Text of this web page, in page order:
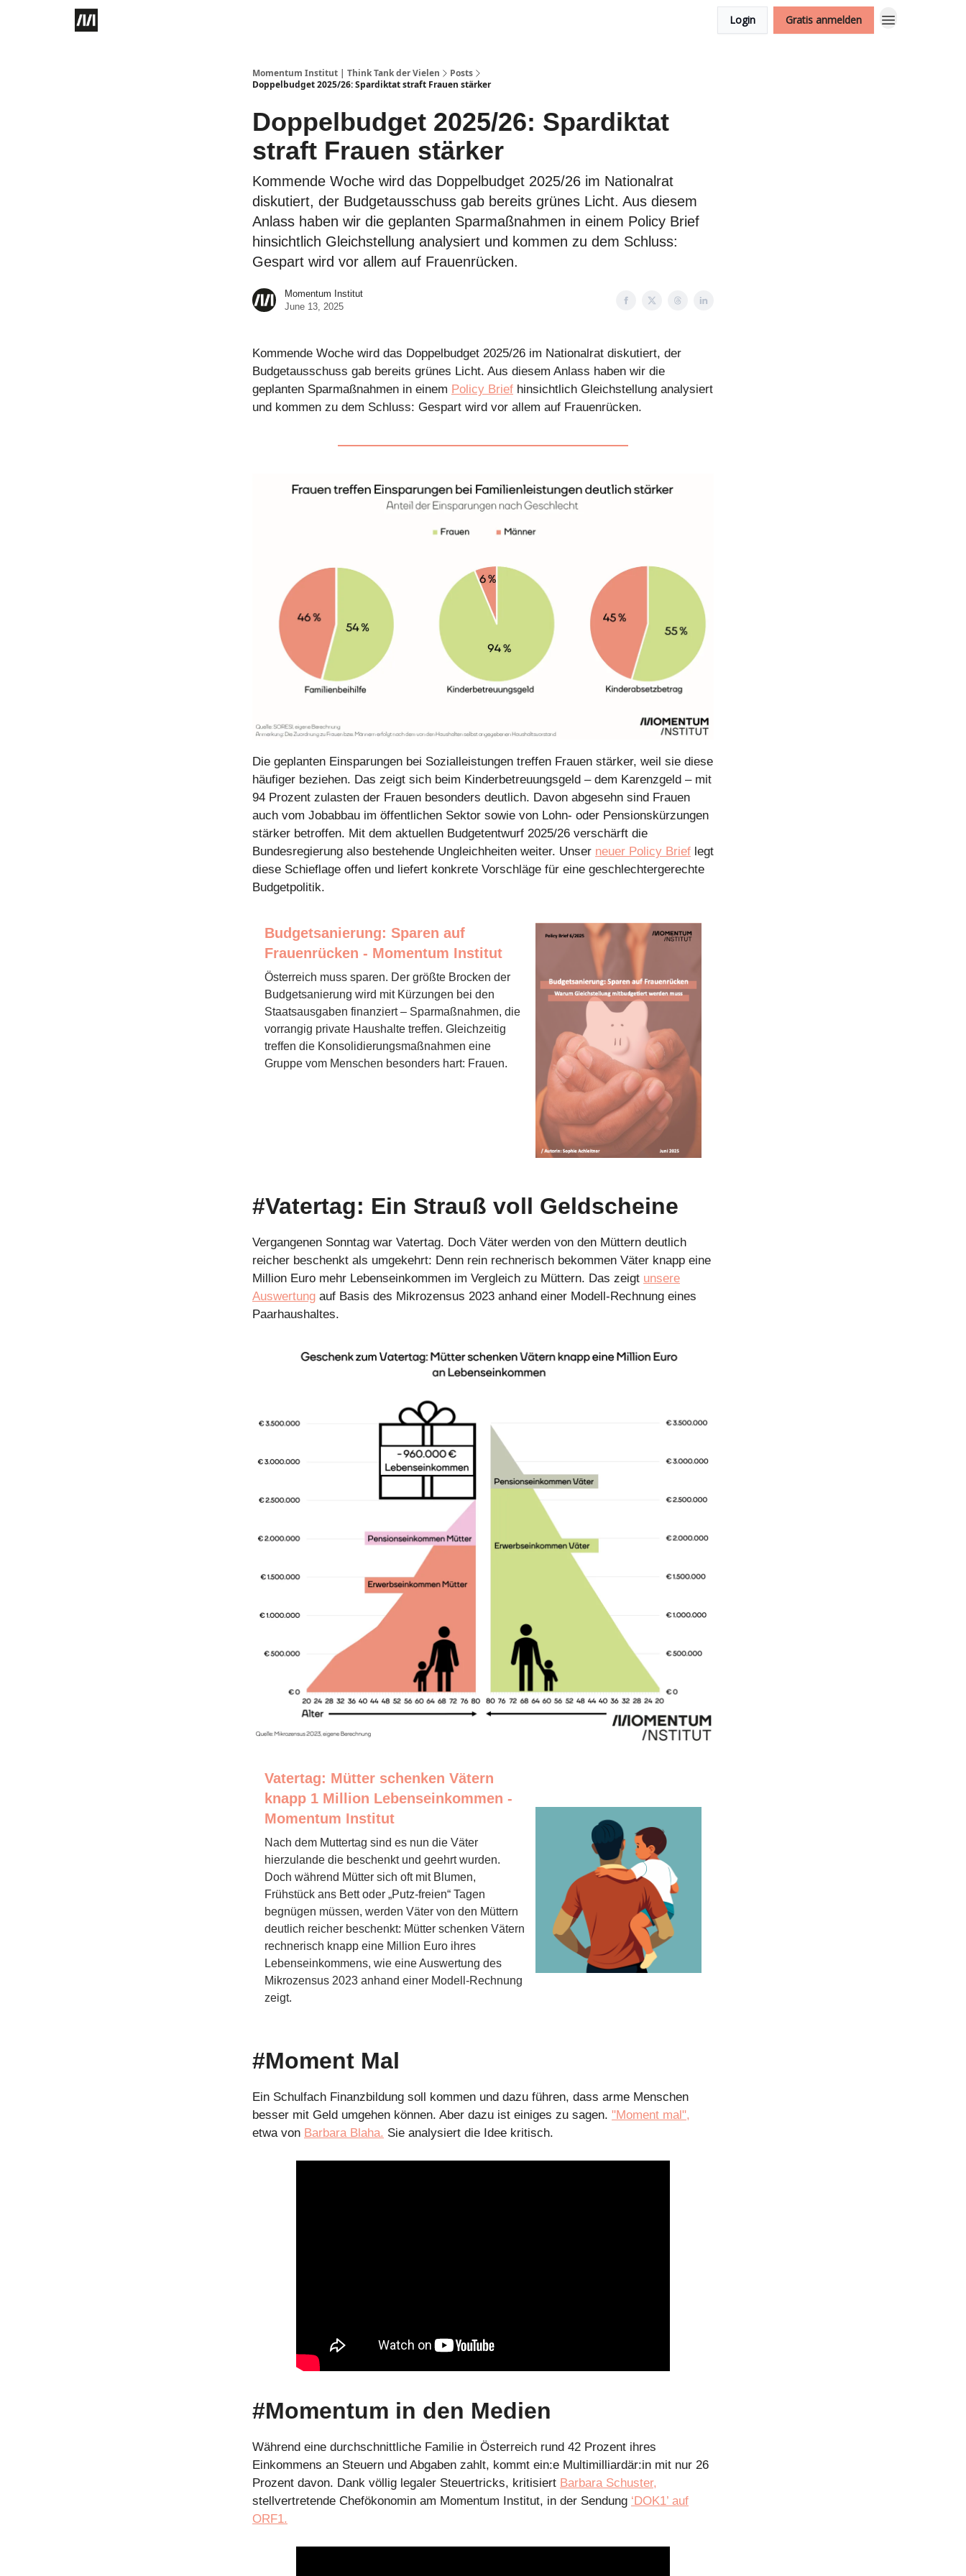
Login Gratis anmelden
Momentum Institut | Think Tank der Vielen
Posts
Doppelbudget 2025/26: Spardiktat straft Frauen stärker
Doppelbudget 2025/26: Spardiktat
straft Frauen stärker
Kommende Woche wird das Doppelbudget 2025/26 im Nationalrat
diskutiert, der Budgetausschuss gab bereits grünes Licht. Aus diesem
Anlass haben wir die geplanten Sparmaßnahmen in einem Policy Brief
hinsichtlich Gleichstellung analysiert und kommen zu dem Schluss:
Gespart wird vor allem auf Frauenrücken.
Momentum Institut
June 13, 2025
Kommende Woche wird das Doppelbudget 2025/26 im Nationalrat diskutiert, der
Budgetausschuss gab bereits grünes Licht. Aus diesem Anlass haben wir die
geplanten Sparmaßnahmen in einem Policy Brief hinsichtlich Gleichstellung analysiert
und kommen zu dem Schluss: Gespart wird vor allem auf Frauenrücken.
Die geplanten Einsparungen bei Sozialleistungen treffen Frauen stärker, weil sie diese
häufiger beziehen. Das zeigt sich beim Kinderbetreuungsgeld – dem Karenzgeld – mit
94 Prozent zulasten der Frauen besonders deutlich. Davon abgesehn sind Frauen
auch vom Jobabbau im öffentlichen Sektor sowie von Lohn- oder Pensionskürzungen
stärker betroffen. Mit dem aktuellen Budgetentwurf 2025/26 verschärft die
Bundesregierung also bestehende Ungleichheiten weiter. Unser neuer Policy Brief legt
diese Schieflage offen und liefert konkrete Vorschläge für eine geschlechtergerechte
Budgetpolitik.
Budgetsanierung: Sparen auf
Frauenrücken - Momentum Institut
Österreich muss sparen. Der größte Brocken der
Budgetsanierung wird mit Kürzungen bei den
Staatsausgaben finanziert – Sparmaßnahmen, die
vorrangig private Haushalte treffen. Gleichzeitig
treffen die Konsolidierungsmaßnahmen eine
Gruppe vom Menschen besonders hart: Frauen.
#Vatertag: Ein Strauß voll Geldscheine
Vergangenen Sonntag war Vatertag. Doch Väter werden von den Müttern deutlich
reicher beschenkt als umgekehrt: Denn rein rechnerisch bekommen Väter knapp eine
Million Euro mehr Lebenseinkommen im Vergleich zu Müttern. Das zeigt unsere
Auswertung auf Basis des Mikrozensus 2023 anhand einer Modell-Rechnung eines
Paarhaushaltes.
Vatertag: Mütter schenken Vätern
knapp 1 Million Lebenseinkommen -
Momentum Institut
Nach dem Muttertag sind es nun die Väter
hierzulande die beschenkt und geehrt wurden.
Doch während Mütter sich oft mit Blumen,
Frühstück ans Bett oder „Putz-freien“ Tagen
begnügen müssen, werden Väter von den Müttern
deutlich reicher beschenkt: Mütter schenken Vätern
rechnerisch knapp eine Million Euro ihres
Lebenseinkommens, wie eine Auswertung des
Mikrozensus 2023 anhand einer Modell-Rechnung
zeigt.
#Moment Mal
Ein Schulfach Finanzbildung soll kommen und dazu führen, dass arme Menschen
besser mit Geld umgehen können. Aber dazu ist einiges zu sagen. "Moment mal",
etwa von Barbara Blaha. Sie analysiert die Idee kritisch.
#Momentum in den Medien
Während eine durchschnittliche Familie in Österreich rund 42 Prozent ihres
Einkommens an Steuern und Abgaben zahlt, kommt ein:e Multimilliardär:in mit nur 26
Prozent davon. Dank völlig legaler Steuertricks, kritisiert Barbara Schuster,
stellvertretende Chefökonomin am Momentum Institut, in der Sendung ‘DOK1’ auf
ORF1.